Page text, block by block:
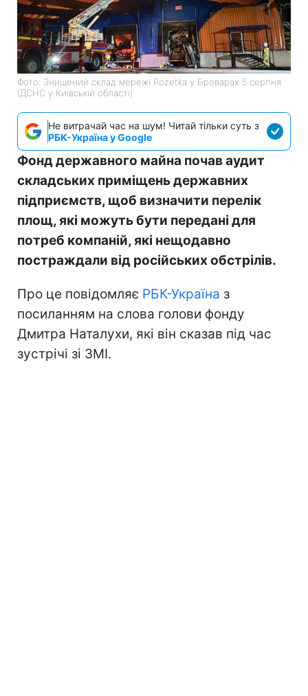
Фото: Знищений склад мережі Rozetka у Броварах 5 серпня
(ДСНС у Київській області)
Не витрачай час на шум! Читай тільки суть з
РБК-Україна у Google
Фонд державного майна почав аудит
складських приміщень державних
підприємств, щоб визначити перелік
площ, які можуть бути передані для
потреб компаній, які нещодавно
постраждали від російських обстрілів.
Про це повідомляє РБК-Україна з
посиланням на слова голови фонду
Дмитра Наталухи, які він сказав під час
зустрічі зі ЗМІ.